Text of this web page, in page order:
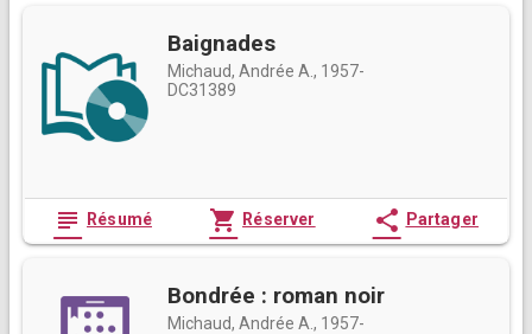
Baignades
Michaud, Andrée A., 1957-
DC31389
subject Résumé shopping_cart Réserver share Partager
Bondrée : roman noir
Michaud, Andrée A., 1957-